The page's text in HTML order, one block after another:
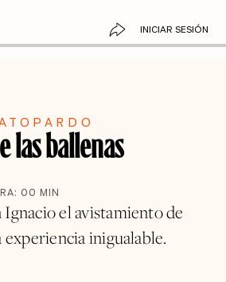
INICIAR SESIÓN
las ballenas
00 MIN
Ignacio el avistamiento de
experiencia inigualable.